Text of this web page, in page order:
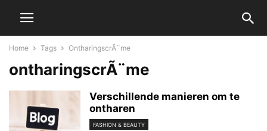
Home Tags OntharingscrÃ¨me
ontharingscrÃ¨me
Verschillende manieren om te
ontharen
FASHION & BEAUTY